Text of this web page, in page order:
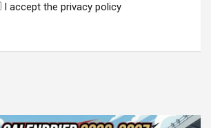
I accept the privacy policy